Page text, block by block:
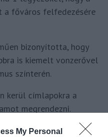
My Personal
a főváros felfedezésére
bizonyította, hogy
is kiemelt vonzerővel
színterén.
kerül címlapokra a
megrendezni.
lehetséges platformon